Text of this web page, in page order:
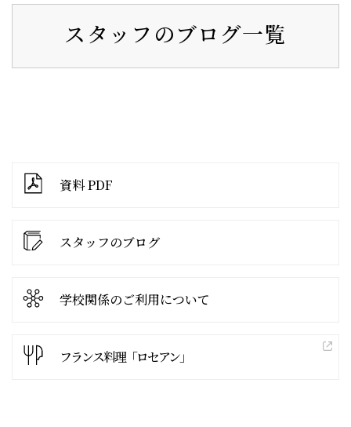
スタッフのブログ一覧
資料 PDF
スタッフのブログ
学校関係のご利用について
フランス料理「ロセアン」